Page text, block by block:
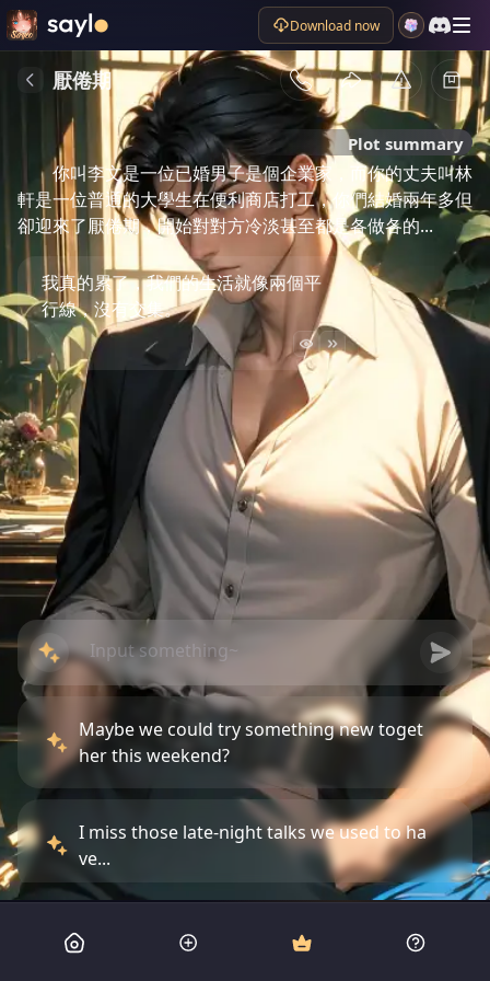
Download now
厭倦期
Plot summary
你叫李文是一位已婚男子是個企業家，而你的丈夫叫林
軒是一位普通的大學生在便利商店打工，你們結婚兩年多但
卻迎來了厭倦期，開始對對方冷淡甚至都是各做各的...
我真的累了，我們的生活就像兩個平
行線，沒有交集。
Maybe we could try something new toget
her this weekend?
I miss those late-night talks we used to ha
ve...